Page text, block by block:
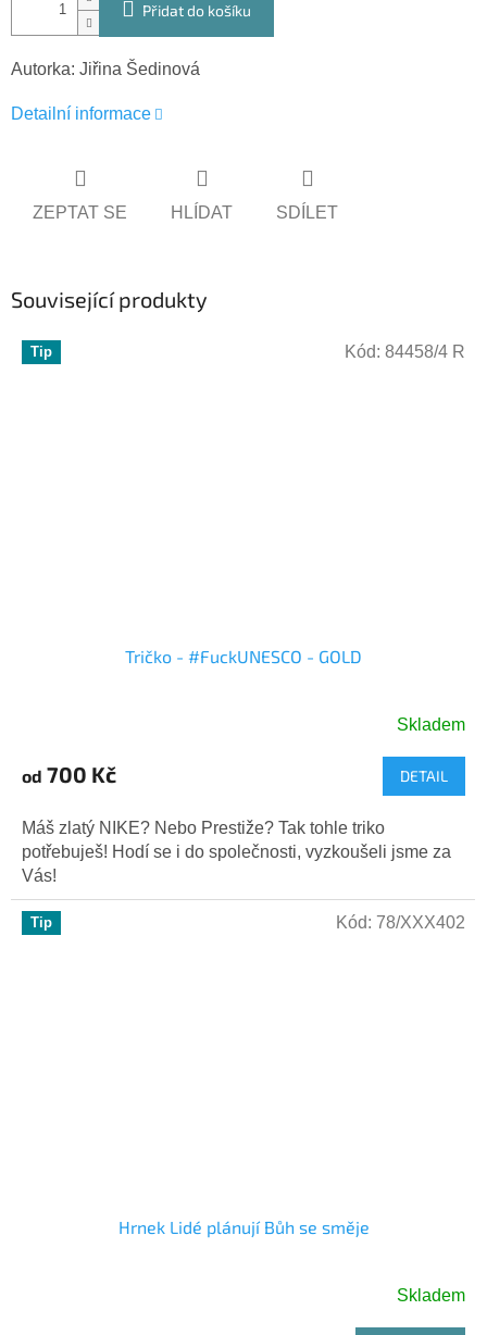
Přidat do košíku
Autorka: Jiřina Šedinová
Detailní informace
ZEPTAT SE HLÍDAT SDÍLET
Související produkty
Tip
Tričko - #FuckUNESCO - GOLD
Skladem
od 700 Kč DETAIL
Máš zlatý NIKE? Nebo Prestiže? Tak tohle triko
potřebuješ! Hodí se i do společnosti, vyzkoušeli jsme za
Vás!
Kód: 84458/4 R
Tip
Hrnek Lidé plánují Bůh se směje
Skladem
Kód: 78/XXX402